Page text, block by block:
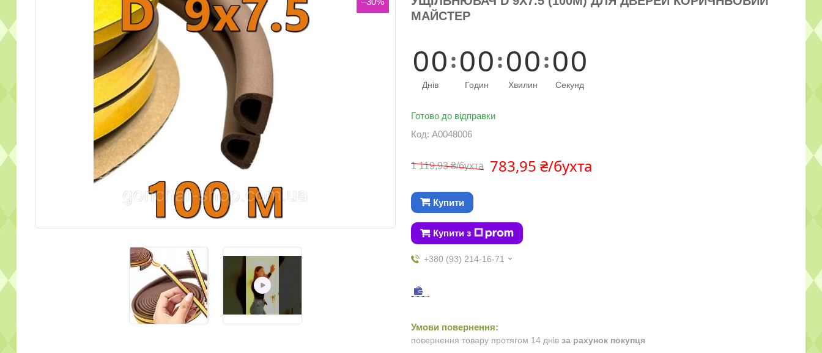
МАЙСТЕР
00
Днів
00
Годин
00
Хвилин
00
Секунд
Готово до відправки
Код: А0048006
1 119,93 ₴/бухта 783,95 ₴/бухта
Купити
Купити з
+380 (93) 214-16-71
повернення товару протягом 14 днів за рахунок покупця